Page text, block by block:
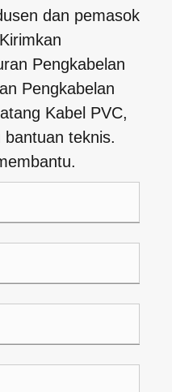
dan pemasok
Pengkabelan
Pengkabelan
Kabel PVC,
teknis.